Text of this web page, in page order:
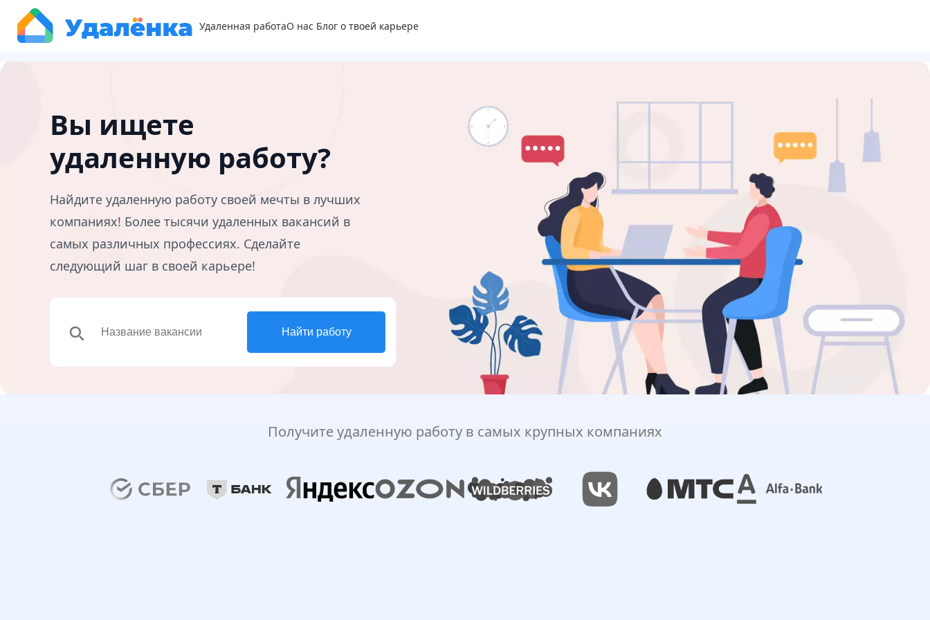
Удаленная работаО нас Блог о твоей карьере
Вы ищете
удаленную работу?
Найдите удаленную работу своей мечты в лучших
компаниях! Более тысячи удаленных вакансий в
самых различных профессиях. Сделайте
следующий шаг в своей карьере!
search Найти работу
Получите удаленную работу в самых крупных компаниях